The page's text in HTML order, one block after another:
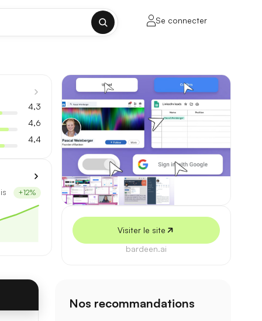
✕
sur la longueur de contexte, la
sans découpage manuel.
milliers de mots.
Se connecter
4,3
4,6
4,4
+12%
Visiter le site
bardeen.ai
Nos recommandations